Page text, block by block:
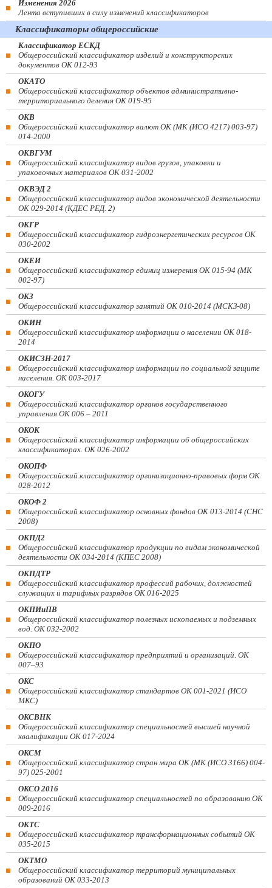
Изменения 2026
Лента вступивших в силу изменений классификаторов
Классификаторы общероссийские
Классификатор ЕСКД
Общероссийский классификатор изделий и конструкторских
документов ОК 012-93
ОКАТО
Общероссийский классификатор объектов административно-
территориального деления ОК 019-95
ОКВ
Общероссийский классификатор валют ОК (МК (ИСО 4217) 003-97)
014-2000
ОКВГУМ
Общероссийский классификатор видов грузов, упаковки и
упаковочных материалов ОК 031-2002
ОКВЭД 2
Общероссийский классификатор видов экономической деятельности
ОК 029-2014 (КДЕС РЕД. 2)
ОКГР
Общероссийский классификатор гидроэнергетических ресурсов ОК
030-2002
ОКЕИ
Общероссийский классификатор единиц измерения ОК 015-94 (МК
002-97)
ОКЗ
Общероссийский классификатор занятий ОК 010-2014 (МСКЗ-08)
ОКИН
Общероссийский классификатор информации о населении ОК 018-
2014
ОКИСЗН-2017
Общероссийский классификатор информации по социальной защите
населения. ОК 003-2017
ОКОГУ
Общероссийский классификатор органов государственного
управления ОК 006 – 2011
ОКОК
Общероссийский классификатор информации об общероссийских
классификаторах. ОК 026-2002
ОКОПФ
Общероссийский классификатор организационно-правовых форм ОК
028-2012
ОКОФ 2
Общероссийский классификатор основных фондов ОК 013-2014 (СНС
2008)
ОКПД2
Общероссийский классификатор продукции по видам экономической
деятельности ОК 034-2014 (КПЕС 2008)
ОКПДТР
Общероссийский классификатор профессий рабочих, должностей
служащих и тарифных разрядов ОК 016-2025
ОКПИиПВ
Общероссийский классификатор полезных ископаемых и подземных
вод. ОК 032-2002
ОКПО
Общероссийский классификатор предприятий и организаций. ОК
007–93
ОКС
Общероссийский классификатор стандартов ОК 001-2021 (ИСО
МКС)
ОКСВНК
Общероссийский классификатор специальностей высшей научной
квалификации ОК 017-2024
ОКСМ
Общероссийский классификатор стран мира ОК (МК (ИСО 3166) 004-
97) 025-2001
ОКСО 2016
Общероссийский классификатор специальностей по образованию ОК
009-2016
ОКТС
Общероссийский классификатор трансформационных событий ОК
035-2015
ОКТМО
Общероссийский классификатор территорий муниципальных
образований ОК 033-2013